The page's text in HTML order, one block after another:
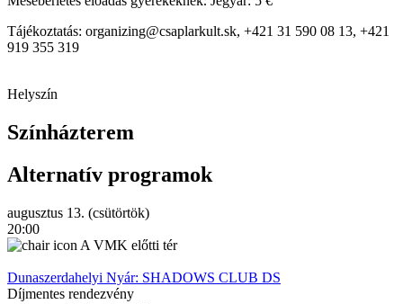
Tájékoztatás: organizing@csaplarkult.sk, +421 31 590 08 13, +421
919 355 319
Helyszín
Színházterem
Alternatív programok
augusztus 13. (csütörtök)
20:00
A VMK előtti tér
Dunaszerdahelyi Nyár: SHADOWS CLUB DS
Díjmentes rendezvény